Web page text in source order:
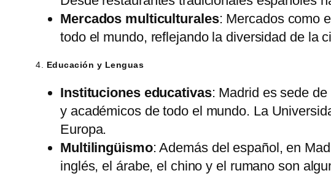
Mercados multiculturales: Mercados como
todo el mundo, reflejando la diversidad de la
4. Educación y Lenguas
Instituciones educativas: Madrid es sede
y académicos de todo el mundo. La
Europa.
Multilingüismo: Además del español, en
inglés, el árabe, el chino y el rumano son